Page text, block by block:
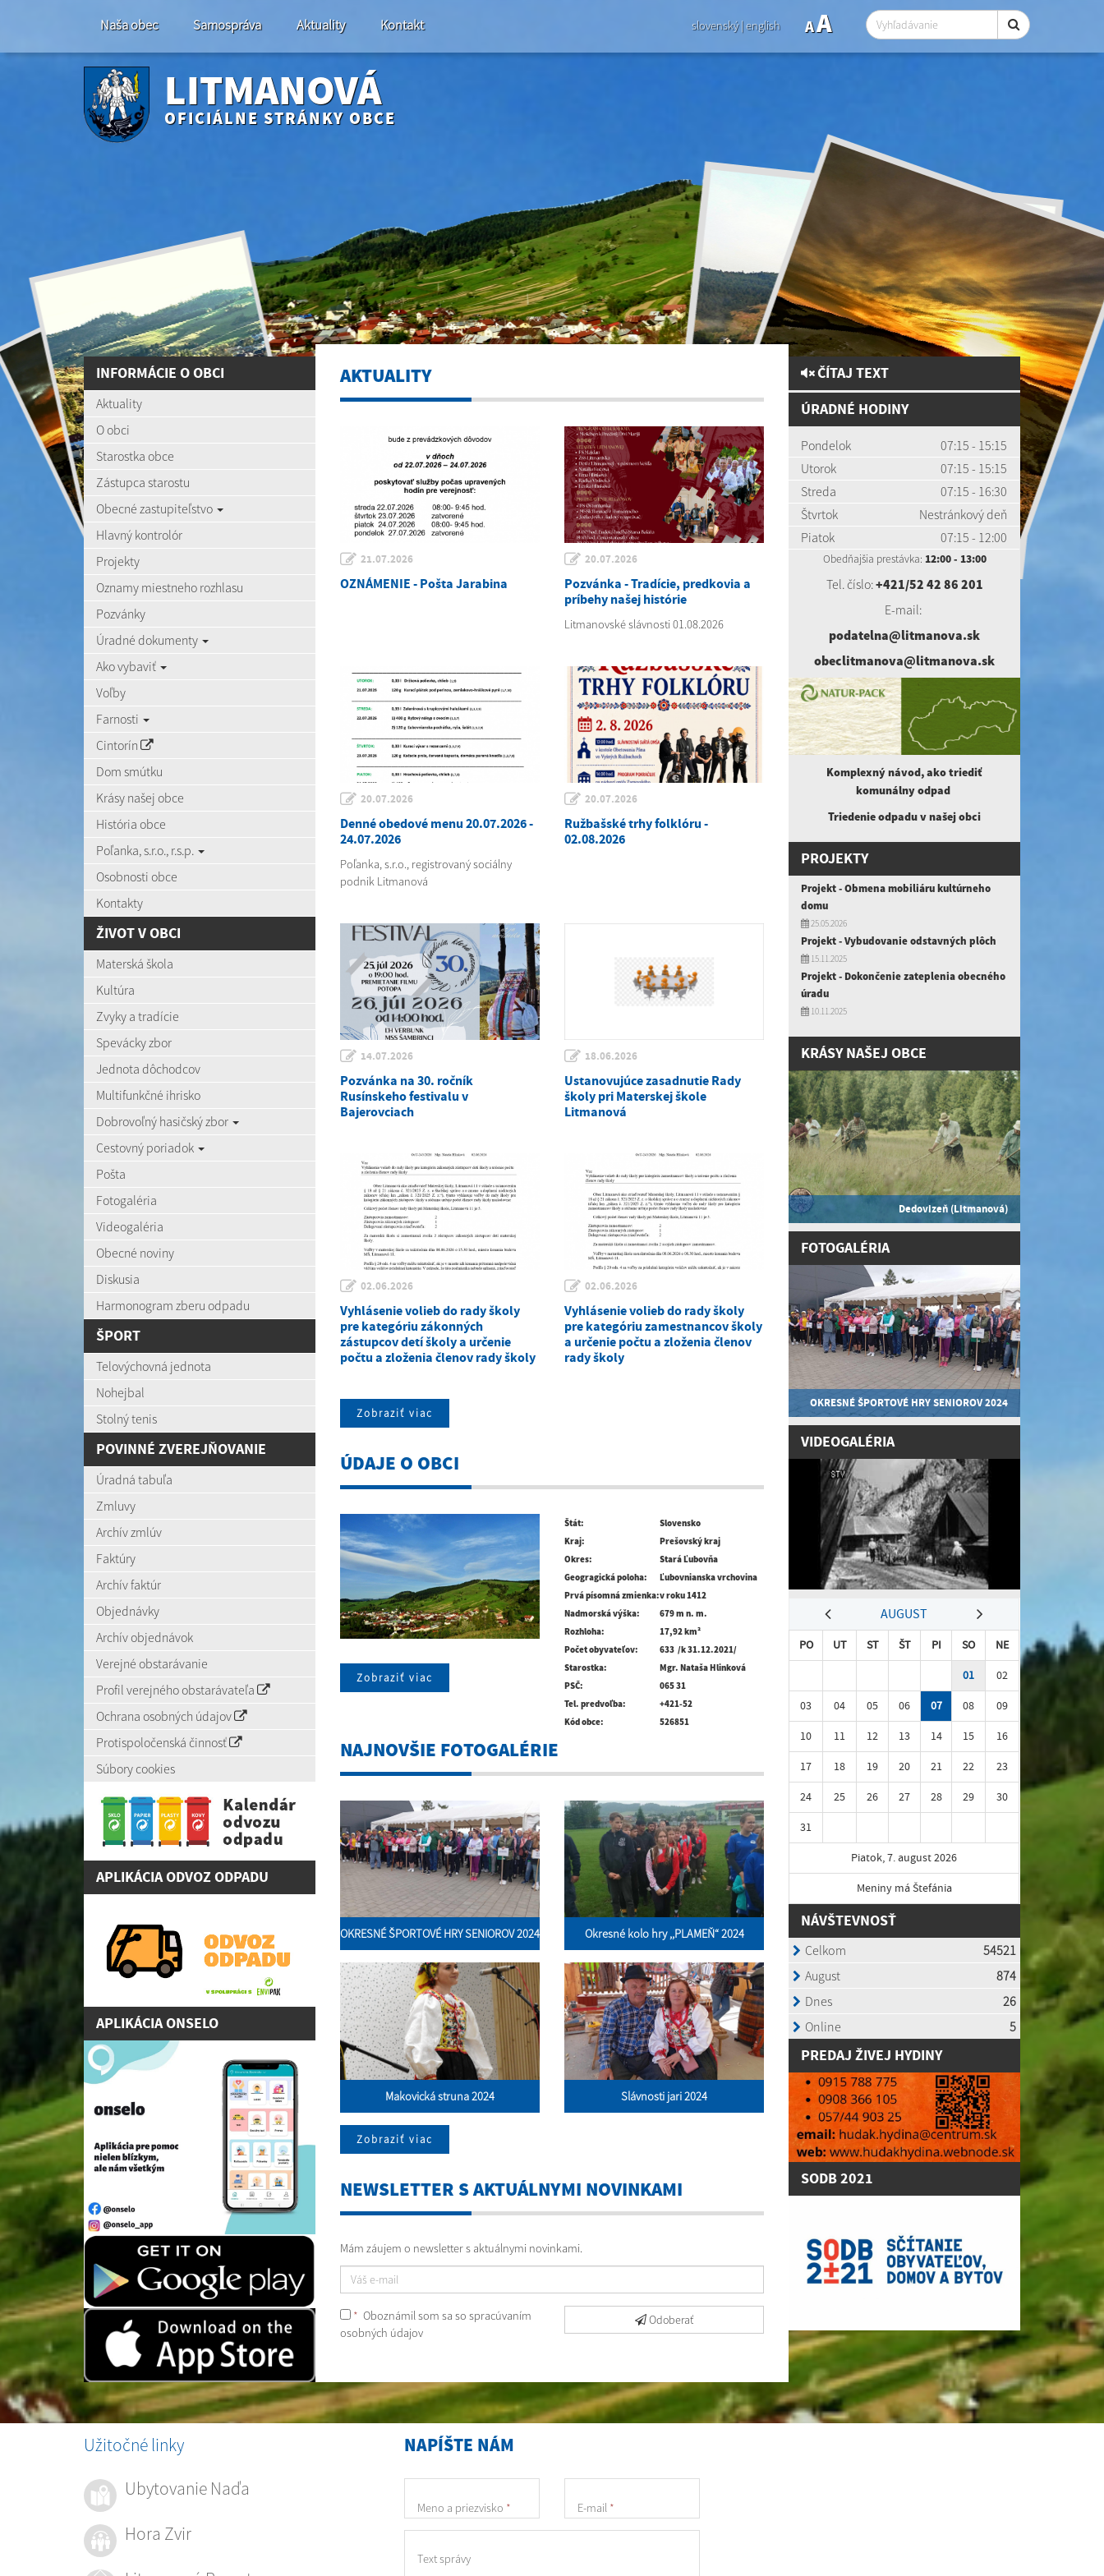
Naša obec Samospráva Aktuality Kontakt slovenský|english AA
LITMANOVÁ
OFICIÁLNE STRÁNKY OBCE
INFORMÁCIE O OBCI
Aktuality
O obci
Starostka obce
Zástupca starostu
Obecné zastupiteľstvo
Hlavný kontrolór
Projekty
Oznamy miestneho rozhlasu
Pozvánky
Úradné dokumenty
Ako vybaviť
Voľby
Farnosti
Cintorín
Dom smútku
Krásy našej obce
História obce
Poľanka, s.r.o., r.s.p.
Osobnosti obce
Kontakty
ŽIVOT V OBCI
Materská škola
Kultúra
Zvyky a tradície
Spevácky zbor
Jednota dôchodcov
Multifunkčné ihrisko
Dobrovoľný hasičský zbor
Cestovný poriadok
Pošta
Fotogaléria
Videogaléria
Obecné noviny
Diskusia
Harmonogram zberu odpadu
ŠPORT
Telovýchovná jednota
Nohejbal
Stolný tenis
POVINNÉ ZVEREJŇOVANIE
Úradná tabuľa
Zmluvy
Archív zmlúv
Faktúry
Archív faktúr
Objednávky
Archív objednávok
Verejné obstarávanie
Profil verejného obstarávateľa
Ochrana osobných údajov
Protispoločenská činnosť
Súbory cookies
APLIKÁCIA ODVOZ ODPADU
APLIKÁCIA ONSELO
AKTUALITY
21.07.2026
OZNÁMENIE - Pošta Jarabina
20.07.2026
Pozvánka - Tradície, predkovia a
príbehy našej histórie
Litmanovské slávnosti 01.08.2026
20.07.2026
Denné obedové menu 20.07.2026 -
24.07.2026
Poľanka, s.r.o., registrovaný sociálny
podnik Litmanová
20.07.2026
Ružbašské trhy folklóru -
02.08.2026
14.07.2026
Pozvánka na 30. ročník
Rusínskeho festivalu v
Bajerovciach
18.06.2026
Ustanovujúce zasadnutie Rady
školy pri Materskej škole
Litmanová
02.06.2026
Vyhlásenie volieb do rady školy
pre kategóriu zákonných
zástupcov detí školy a určenie
počtu a zloženia členov rady školy
02.06.2026
Vyhlásenie volieb do rady školy
pre kategóriu zamestnancov školy
a určenie počtu a zloženia členov
rady školy
Zobraziť viac
ÚDAJE O OBCI
Štát:
Slovensko
Kraj:
Prešovský kraj
Okres:
Stará Ľubovňa
Geogragická poloha:
Ľubovnianska vrchovina
Prvá písomná zmienka:v roku 1412
Nadmorská výška:
679 m n. m.
Rozhloha:
17,92 km²
Počet obyvateľov:
633 /k 31.12.2021/
Starostka:
Mgr. Nataša Hlinková
PSČ:
065 31
Tel. predvoľba:
+421-52
Kód obce:
526851
Zobraziť viac
NAJNOVŠIE FOTOGALÉRIE
OKRESNÉ ŠPORTOVÉ HRY SENIOROV 2024 Okresné kolo hry ,,PLAMEŇ“ 2024
Makovická struna 2024 Slávnosti jari 2024
Zobraziť viac
NEWSLETTER S AKTUÁLNYMI NOVINKAMI
Mám záujem o newsletter s aktuálnymi novinkami.
* Oboznámil som sa so spracúvaním
osobných údajov
Odoberať
ČÍTAJ TEXT
ÚRADNÉ HODINY
Pondelok
07:15 - 15:15
Utorok
07:15 - 15:15
Streda
07:15 - 16:30
Štvrtok
Nestránkový deň
Piatok
07:15 - 12:00
Obedňajšia prestávka: 12:00 - 13:00
Tel. číslo:+421/52 42 86 201
E-mail:
podatelna@litmanova.sk
obeclitmanova@litmanova.sk
Komplexný návod, ako triediť
komunálnyodpad
Triedenie odpadu v našej obci
PROJEKTY
Projekt - Obmena mobiliáru kultúrneho
domu
25.05.2026
Projekt - Vybudovanie odstavných plôch
15.11.2025
Projekt - Dokončenie zateplenia obecného
úradu
10.11.2025
KRÁSY NAŠEJ OBCE
Dedovizeň (Litmanová)
FOTOGALÉRIA
OKRESNÉ ŠPORTOVÉ HRY SENIOROV 2024
VIDEOGALÉRIA
AUGUST
PO UT ST ŠT PI SO
NE
01
02
03
04 05 06 07 08
09
10
11 12 13 14 15
16
17
18 19 20 21 22
23
24
25 26 27 28 29
30
31
Piatok, 7. august 2026
Meniny má Štefánia
NÁVŠTEVNOSŤ
PREDAJ ŽIVEJ HYDINY
SODB 2021
NAPÍŠTE NÁM
Meno a priezvisko * E-mail *
Text správy
Užitočné linky
Ubytovanie Naďa
Hora Zvir